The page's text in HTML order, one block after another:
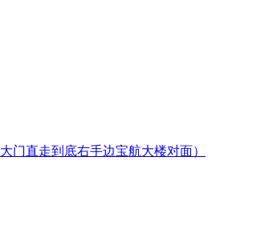
门直走到底右手边宝航大楼对面）